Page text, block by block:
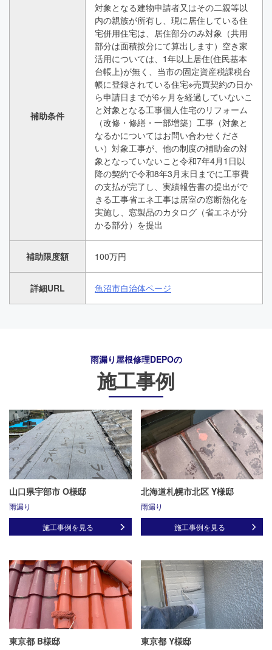
補助条件
対象となる建物申請者又はその二親等以
内の親族が所有し、現に居住している住
宅併用住宅は、居住部分のみ対象（共用
部分は面積按分にて算出します）空き家
活用については、1年以上居住(住民基本
台帳上)が無く、当市の固定資産税課税台
帳に登録されている住宅※売買契約の日か
ら申請日までが6ヶ月を経過していないこ
と対象となる工事個人住宅のリフォーム
（改修・修繕・一部増築）工事（対象と
なるかについてはお問い合わせくださ
い）対象工事が、他の制度の補助金の対
象となっていないこと令和7年4月1日以
降の契約で令和8年3月末日までに工事費
の支払が完了し、実績報告書の提出がで
きる工事省エネ工事は居室の窓断熱化を
実施し、窓製品のカタログ（省エネが分
かる部分）を提出
補助限度額 100万円
詳細URL 魚沼市自治体ページ
雨漏り屋根修理DEPOの
施工事例
山口県宇部市 O様邸
雨漏り
施工事例を見る
北海道札幌市北区 Y様邸
雨漏り
施工事例を見る
東京都 B様邸 東京都 Y様邸